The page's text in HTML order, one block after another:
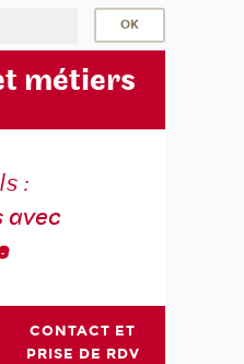
métiers
:
avec
CONTACT ET
PRISE DE RDV